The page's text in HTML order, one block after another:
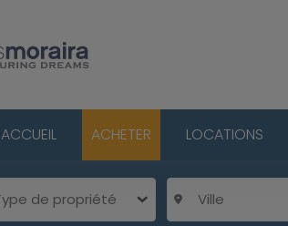
ACCUEIL ACHETER LOCATIONS
Type de propriété Ville